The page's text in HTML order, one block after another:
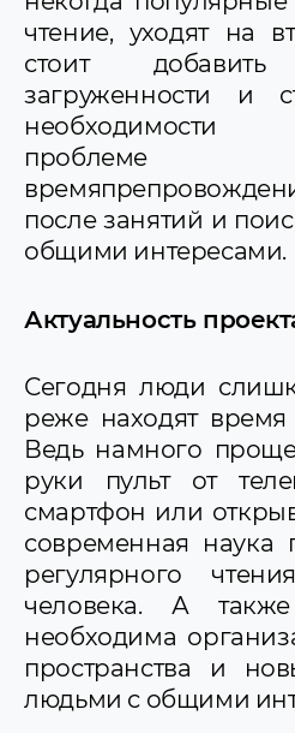
чтение, уходят на
стоит
загруженности и
необходимости
проблеме
после занятий и
общими интересами.
Актуальность
Сегодня люди
реже находят
Ведь намного проще
руки пульт от
смартфон или
современная наука
регулярного
человека. А
необходима
пространства и
людьми с общими